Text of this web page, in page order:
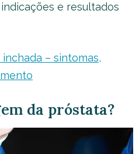
e resultados
– sintomas,
da próstata?